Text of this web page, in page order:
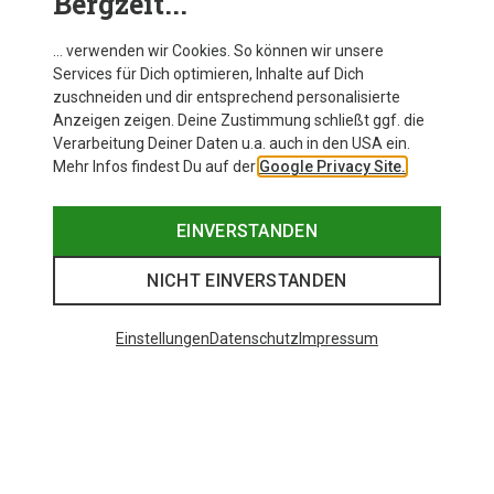
… verwenden wir Cookies. So können wir unsere
Services für Dich optimieren, Inhalte auf Dich
zuschneiden und dir entsprechend personalisierte
Anzeigen zeigen. Deine Zustimmung schließt ggf. die
Verarbeitung Deiner Daten u.a. auch in den USA ein.
Mehr Infos findest Du auf der Google Privacy Site.
EINVERSTANDEN
NICHT EINVERSTANDEN
EinstellungenDatenschutz Impressum